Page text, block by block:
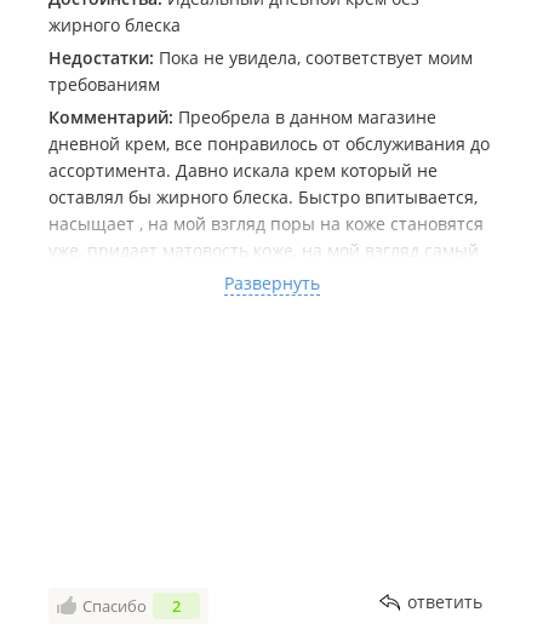
жирного блеска
Недостатки: Пока не увидела, соответствует моим
требованиям
Комментарий: Преобрела в данном магазине
дневной крем, все понравилось от обслуживания до
ассортимента. Давно искала крем который не
оставлял бы жирного блеска. Быстро впитывается,
насыщает , на мой взгляд поры на коже становятся
уже, придает матовость коже, на мой взгляд самый
идеальный вариант для жирной кожи. Пока все
нравится), надеюсь нашла свой идеал. ☺Крем в
Развернуть
Спасибо 2 ответить